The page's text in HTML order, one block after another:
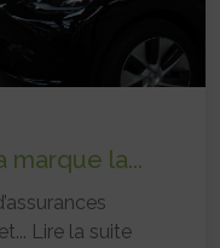
marque la...
Lire la suite